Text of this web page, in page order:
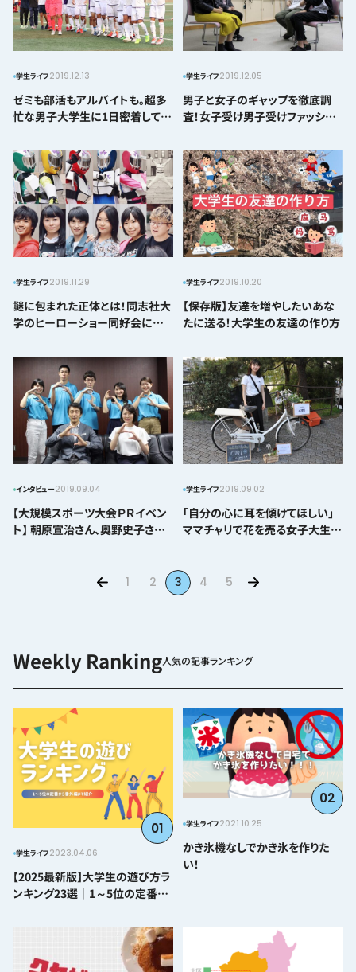
学生ライフ2019.12.13
ゼミも部活もアルバイトも。超多
忙な男子大学生に1日密着してみ
学生ライフ2019.12.05
男子と女子のギャップを徹底調
査！女子受け男子受けファッショ
学生ライフ2019.11.29
謎に包まれた正体とは！同志社大
学のヒーローショー同好会に潜
学生ライフ2019.10.20
【保存版】友達を増やしたいあな
たに送る！大学生の友達の作り方
インタビュー2019.09.04
【大規模スポーツ大会ＰＲイベン
ト】 朝原宣治さん、奥野史子さん
学生ライフ2019.09.02
「自分の心に耳を傾けてほしい」
ママチャリで花を売る女子大生の
1 2 3 4 5
人気の記事ランキング
01
学生ライフ2023.04.06
【2025最新版】大学生の遊び方ラ
ンキング23選｜1～5位の定番か
02
学生ライフ2021.10.25
かき氷機なしでかき氷を作りた
い！